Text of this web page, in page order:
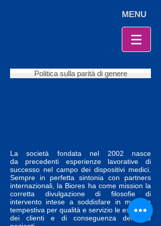
MENU
Politica sulla parità di genere
La società fondata nel 2002 nasce
da precedenti esperienze lavorative di
successo nel campo dei dispositivi medici.
Sempre in perfetta sintonia con partners
internazionali, la Biores ha come mission la
corretta divulgazione di filosofie di
intervento intese a soddisfare in maniera
tempestiva per qualità e servizio le esigenze
dei clienti e di conseguenza dei loro